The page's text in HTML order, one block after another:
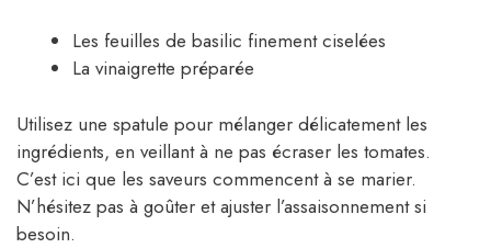
Les feuilles de basilic finement ciselées
La vinaigrette préparée
Utilisez une spatule pour mélanger délicatement les
ingrédients, en veillant à ne pas écraser les tomates.
C’est ici que les saveurs commencent à se marier.
N’hésitez pas à goûter et ajuster l’assaisonnement si
besoin.